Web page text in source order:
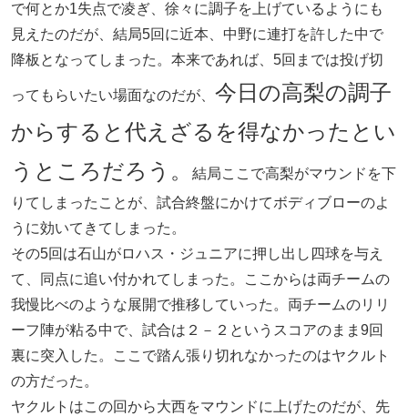
で何とか1失点で凌ぎ、徐々に調子を上げているようにも
見えたのだが、結局5回に近本、中野に連打を許した中で
降板となってしまった。本来であれば、5回までは投げ切
ってもらいたい場面なのだが、 今日の高梨の調子
からすると代えざるを得なかったとい
うところだろう。
結局ここで高梨がマウンドを下
りてしまったことが、試合終盤にかけてボディブローのよ
うに効いてきてしまった。
その5回は石山がロハス・ジュニアに押し出し四球を与え
て、同点に追い付かれてしまった。ここからは両チームの
我慢比べのような展開で推移していった。両チームのリリ
ーフ陣が粘る中で、試合は２－２というスコアのまま9回
裏に突入した。ここで踏ん張り切れなかったのはヤクルト
の方だった。
ヤクルトはこの回から大西をマウンドに上げたのだが、先